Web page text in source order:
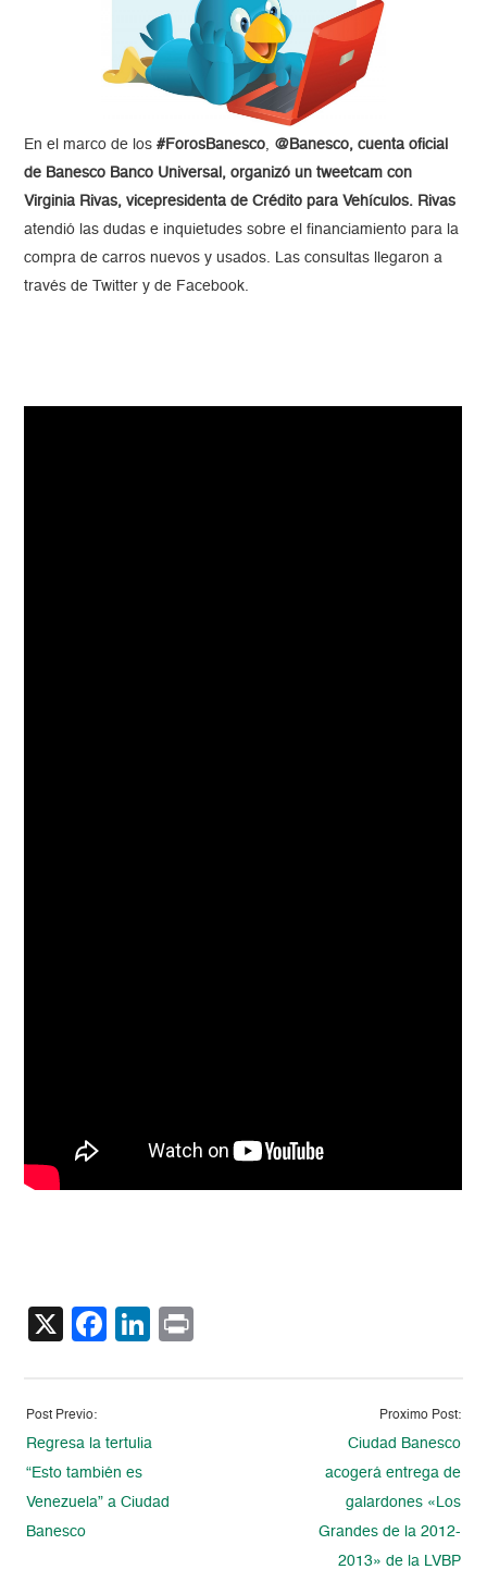
En el marco de los#ForosBanesco, @Banesco, cuenta oficial
de Banesco Banco Universal, organizó un tweetcam con
Virginia Rivas, vicepresidenta de Crédito para Vehículos. Rivas
atendió las dudas e inquietudes sobre el financiamiento para la
compra de carros nuevos y usados. Las consultas llegaron a
través de Twitter y de Facebook.
X Facebook
LinkedIn
Post Previo:
Regresa la tertulia
“Esto también es
Venezuela” a Ciudad
Banesco
Proximo Post:
Ciudad Banesco
acogerá entrega de
galardones «Los
Grandes de la 2012-
2013» de la LVBP